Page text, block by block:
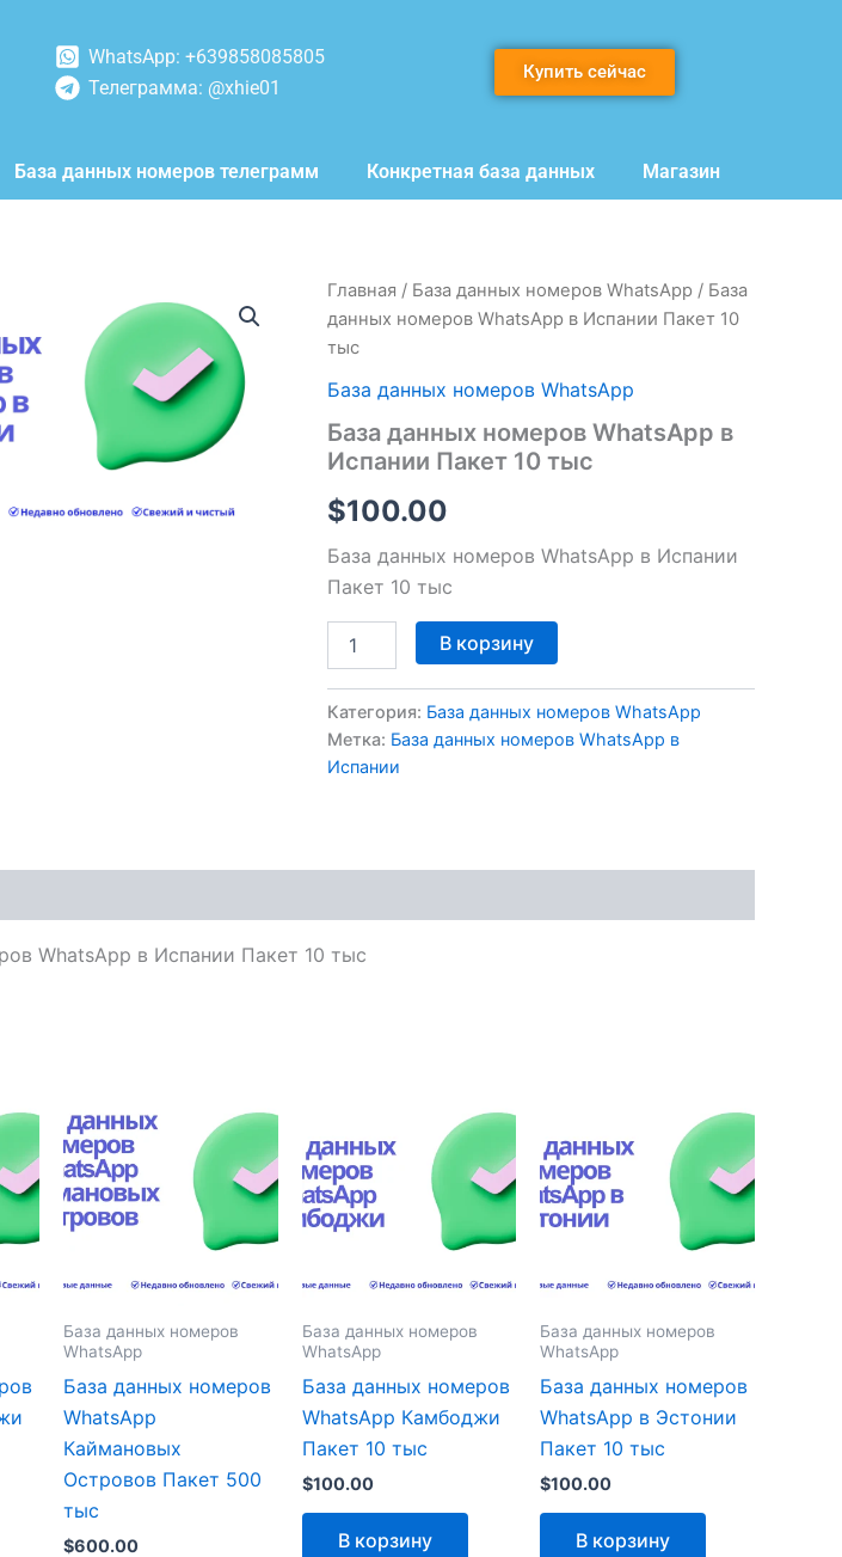
WhatsApp: +639858085805
Телеграмма: @xhie01
Купить сейчас
База данных номеров телеграмм Конкретная база данных Магазин
Главная / База данных номеров WhatsApp / База
данных номеров WhatsApp в Испании Пакет 10
тыс
База данных номеров WhatsApp
База данных номеров WhatsApp в
Испании Пакет 10 тыс
$100.00
База данных номеров WhatsApp в Испании
Пакет 10 тыс
Количество
База
данных
номеров
WhatsApp
в
Испании
10
тыс
В корзину
Категория: База данных номеров WhatsApp
Метка: База данных номеров WhatsApp в
Испании
WhatsApp в Испании Пакет 10 тыс
База данных номеров
WhatsApp
База данных номеров
WhatsApp
Каймановых
Островов Пакет 500
тыс
$600.00
База данных номеров
WhatsApp
База данных номеров
WhatsApp Камбоджи
Пакет 10 тыс
$100.00
В корзину
База данных номеров
WhatsApp
База данных номеров
WhatsApp в Эстонии
Пакет 10 тыс
$100.00
В корзину